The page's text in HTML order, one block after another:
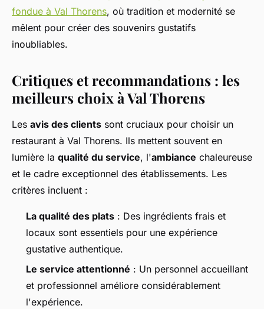
fondue à Val Thorens, où tradition et modernité se
mêlent pour créer des souvenirs gustatifs
inoubliables.
Critiques et recommandations : les
meilleurs choix à Val Thorens
Les avis des clients sont cruciaux pour choisir un
restaurant à Val Thorens. Ils mettent souvent en
lumière la qualité du service, l'ambiance chaleureuse
et le cadre exceptionnel des établissements. Les
critères incluent :
La qualité des plats : Des ingrédients frais et
locaux sont essentiels pour une expérience
gustative authentique.
Le service attentionné : Un personnel accueillant
et professionnel améliore considérablement
l'expérience.